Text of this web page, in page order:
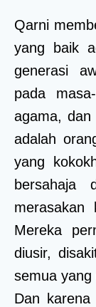
Qarni
yang baik
generasi
pada
agama,
adalah
yang
bersahaja
merasakan
Mereka
diusir,
semua yang
Dan